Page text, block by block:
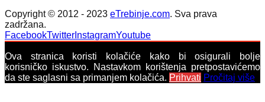
Copyright © 2012 - 2023 eTrebinje.com. Sva prava
zadržana.
FacebookTwitter InstagramYoutube
Ova stranica koristi kolačiće kako bi osigurali bolje
korisničko iskustvo. Nastavkom korištenja pretpostavićemo
da ste saglasni sa primanjem kolačića. Prihvati Pročitaj više